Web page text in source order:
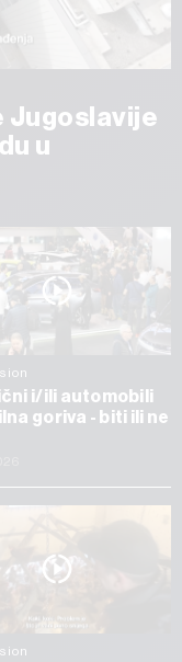
Jugoslavije
u
i/ili automobili
goriva - biti ili ne